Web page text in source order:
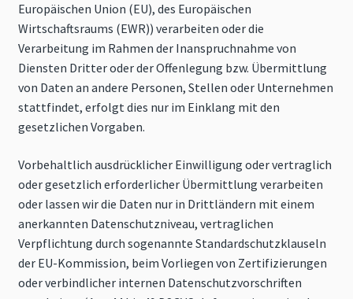
Europäischen Union (EU), des Europäischen
Wirtschaftsraums (EWR)) verarbeiten oder die
Verarbeitung im Rahmen der Inanspruchnahme von
Diensten Dritter oder der Offenlegung bzw. Übermittlung
von Daten an andere Personen, Stellen oder Unternehmen
stattfindet, erfolgt dies nur im Einklang mit den
gesetzlichen Vorgaben.
Vorbehaltlich ausdrücklicher Einwilligung oder vertraglich
oder gesetzlich erforderlicher Übermittlung verarbeiten
oder lassen wir die Daten nur in Drittländern mit einem
anerkannten Datenschutzniveau, vertraglichen
Verpflichtung durch sogenannte Standardschutzklauseln
der EU-Kommission, beim Vorliegen von Zertifizierungen
oder verbindlicher internen Datenschutzvorschriften